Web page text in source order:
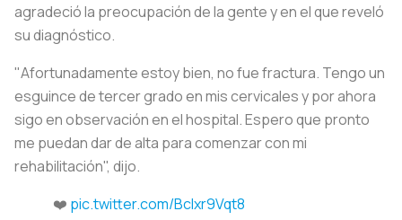
agradeció la preocupación de la gente y en el que reveló
su diagnóstico.
"Afortunadamente estoy bien, no fue fractura. Tengo un
esguince de tercer grado en mis cervicales y por ahora
sigo en observación en el hospital. Espero que pronto
me puedan dar de alta para comenzar con mi
rehabilitación", dijo.
❤️‍ pic.twitter.com/BcIxr9Vqt8